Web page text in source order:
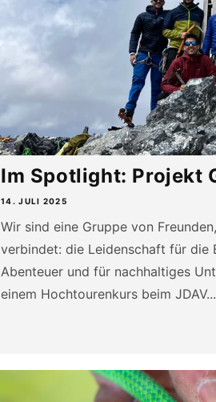
Im Spotlight: Projekt
14. JULI 2025
Wir sind eine Gruppe von
verbindet: die Leidenschaft für die
Abenteuer und für nachhaltiges
einem Hochtourenkurs beim JDAV...